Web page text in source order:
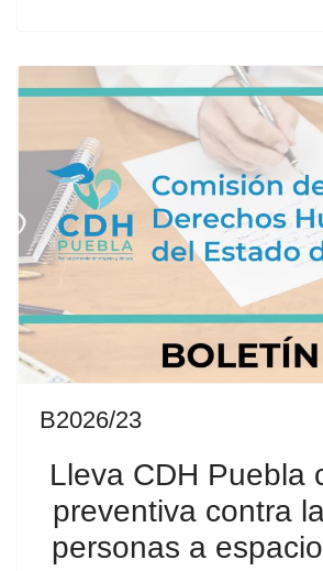
B2026/23
Lleva CDH Puebla
preventiva contra
personas a